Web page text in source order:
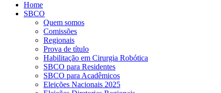
Home
SBCO
Quem somos
Comissões
Regionais
Prova de título
Habilitação em Cirurgia Robótica
SBCO para Residentes
SBCO para Acadêmicos
Eleições Nacionais 2025